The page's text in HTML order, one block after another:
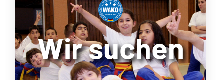
Wir suchen